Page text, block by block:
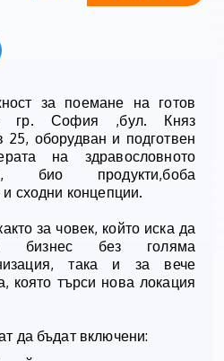
за поемане на готов
гр. София ,бул. Княз
оборудван и подготвен
на здравословното
био продукти,боба
сходни концепции.
за човек, който иска да
бизнес без голяма
така и за вече
търси нова локация
да бъдат включени: